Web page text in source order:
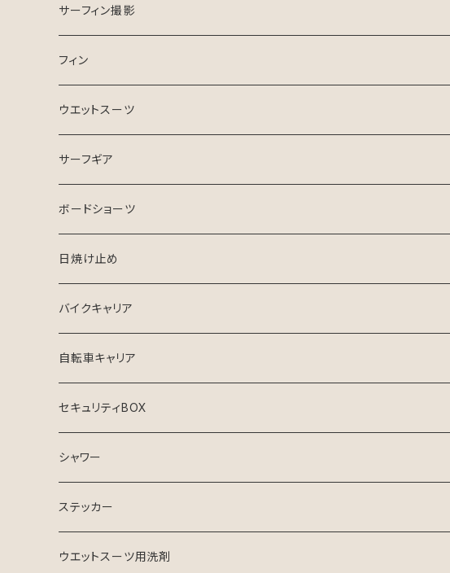
ESSENCE SURFBOARD
ASB SURfBOARD
サーフガイド
サーフィン撮影
フィン
FCS Ⅱ
FinsOut
フューチャータブ
ウエットスーツ
HURLEY ウエットスーツ
2024 SPRING SUMMER
BGZウエットスーツ
USED ウエットスーツ
VISSLA
サーフギア
リーシュコード
FCS
クリエイチャーズ
デッキパッチ
サーフボードケース
ボードショーツ
日焼け止め
バイクキャリア
自転車キャリア
セキュリティBOX
シャワー
ステッカー
ウエットスーツ用洗剤